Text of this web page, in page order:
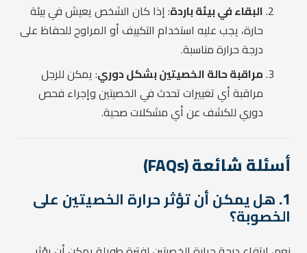
البقاء في بيئة باردة: إذا كان الشخص يعيش في بيئة
حارة، يجب عليه استخدام التكييف أو المراوح للحفاظ على
درجة حرارة مناسبة.
مراقبة حالة الخصيتين بشكل دوري: يمكن للرجل
مراقبة أي تغييرات تحدث في الخصيتين وإجراء فحص
دوري للكشف عن أي مشكلات صحية.
أسئلة شائعة (FAQs)
1. هل يمكن أن تؤثر حرارة الخصيتين على
الخصوبة؟